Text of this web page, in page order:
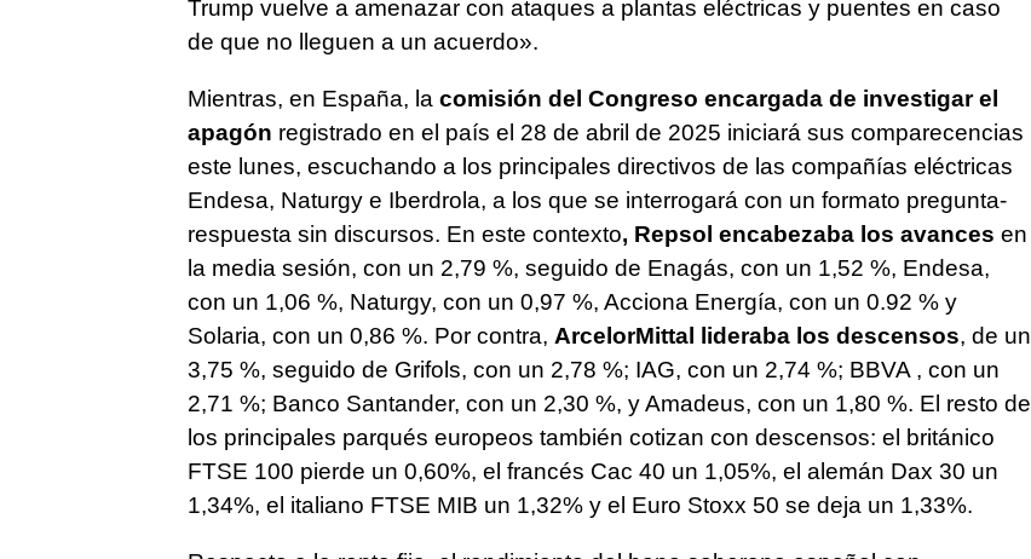
Trump vuelve a amenazar con ataques a plantas eléctricas y puentes en caso
de que no lleguen a un acuerdo».
Mientras, en España, la comisión del Congreso encargada de investigar el
apagón registrado en el país el 28 de abril de 2025 iniciará sus comparecencias
este lunes, escuchando a los principales directivos de las compañías eléctricas
Endesa, Naturgy e Iberdrola, a los que se interrogará con un formato pregunta-
respuesta sin discursos. En este contexto, Repsol encabezaba los avances en
la media sesión, con un 2,79 %, seguido de Enagás, con un 1,52 %, Endesa,
con un 1,06 %, Naturgy, con un 0,97 %, Acciona Energía, con un 0.92 % y
Solaria, con un 0,86 %. Por contra, ArcelorMittal lideraba los descensos, de un
3,75 %, seguido de Grifols, con un 2,78 %; IAG, con un 2,74 %; BBVA , con un
2,71 %; Banco Santander, con un 2,30 %, y Amadeus, con un 1,80 %. El resto de
los principales parqués europeos también cotizan con descensos: el británico
FTSE 100 pierde un 0,60%, el francés Cac 40 un 1,05%, el alemán Dax 30 un
1,34%, el italiano FTSE MIB un 1,32% y el Euro Stoxx 50 se deja un 1,33%.